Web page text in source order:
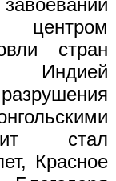
центром
стран
Индией
стал
Красное